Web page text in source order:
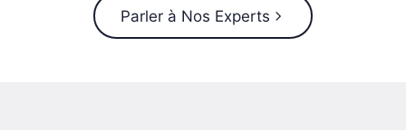
Parler à Nos Experts